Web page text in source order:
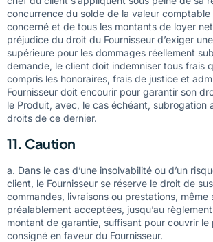
concurrence du solde de la valeur comptable
concerné et de tous les montants de loyer
préjudice du droit du Fournisseur d’exiger
supérieure pour les dommages réellement
demande, le client doit indemniser tous frais
compris les honoraires, frais de justice et
Fournisseur doit encourir pour garantir son
le Produit, avec, le cas échéant, subrogation
droits de ce dernier.
11. Caution
a. Dans le cas d’une insolvabilité ou d’un
client, le Fournisseur se réserve le droit de
commandes, livraisons ou prestations, même
préalablement acceptées, jusqu’au
montant de garantie, suffisant pour couvrir le
consigné en faveur du Fournisseur.